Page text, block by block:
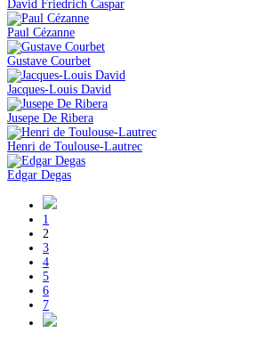
David Friedrich Caspar
Paul Cézanne
Gustave Courbet
Jacques-Louis David
Jusepe De Ribera
Henri de Toulouse-Lautrec
Edgar Degas
1
2
3
4
5
6
7